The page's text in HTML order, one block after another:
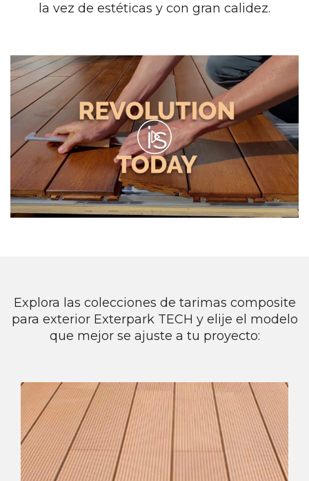
la vez de estéticas y con gran calidez.
Play
Video
Explora las colecciones de tarimas composite
para exterior Exterpark TECH y elije el modelo
que mejor se ajuste a tu proyecto: